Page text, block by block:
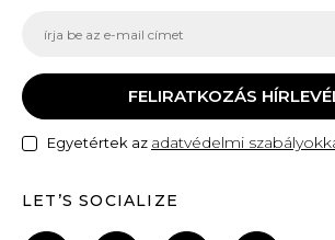
FELIRATKOZÁS
Egyetértek az adatvédelmi
LET’S SOCIALIZE